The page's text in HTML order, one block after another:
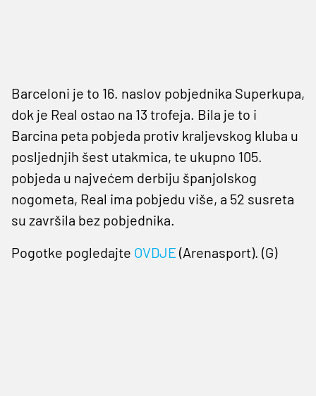
Barceloni je to 16. naslov pobjednika Superkupa,
dok je Real ostao na 13 trofeja. Bila je to i
Barcina peta pobjeda protiv kraljevskog kluba u
posljednjih šest utakmica, te ukupno 105.
pobjeda u najvećem derbiju španjolskog
nogometa, Real ima pobjedu više, a 52 susreta
su završila bez pobjednika.
Pogotke pogledajte OVDJE (Arenasport). (G)